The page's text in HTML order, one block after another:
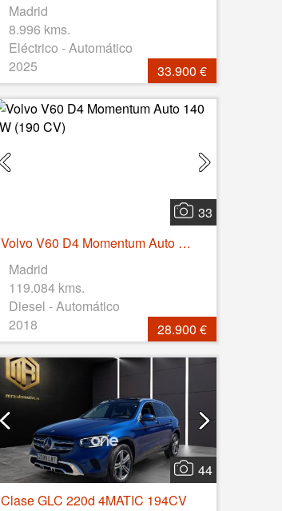
Madrid
8.996 kms.
Eléctrico - Automático
2025
33.900 €
33
Volvo V60 D4 Momentum Auto 140 kW (190 CV)
Madrid
119.084 kms.
Diesel - Automático
2018
28.900 €
44
Clase GLC 220d 4MATIC 194CV